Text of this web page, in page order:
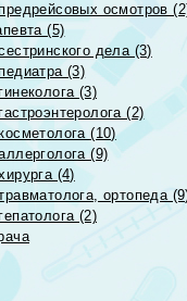
осмотров
(5)
дела (3)
(3)
(3)
(2)
(10)
(9)
(4)
ортопеда
(2)